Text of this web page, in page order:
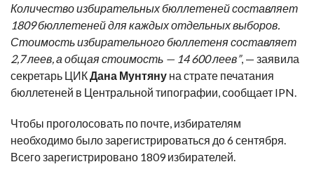
Количество избирательных бюллетеней составляет
1809 бюллетеней для каждых отдельных выборов.
Стоимость избирательного бюллетеня составляет
2,7 леев, а общая стоимость — 14 600 леев”, — заявила
секретарь ЦИКДана Мунтяну на страте печатания
бюллетеней в Центральной типографии, сообщает IPN.
Чтобы проголосовать по почте, избирателям
необходимо было зарегистрироваться до 6 сентября.
Всего зарегистрировано 1809 избирателей.